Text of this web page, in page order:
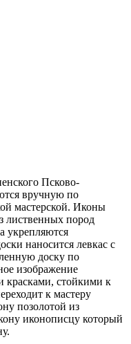
Псково-
вручную по
мастерской. Иконы
лиственных пород
укрепляются
наносится левкас с
доску по
изображение
красками, стойкими к
к мастеру
позолотой из
иконописцу который